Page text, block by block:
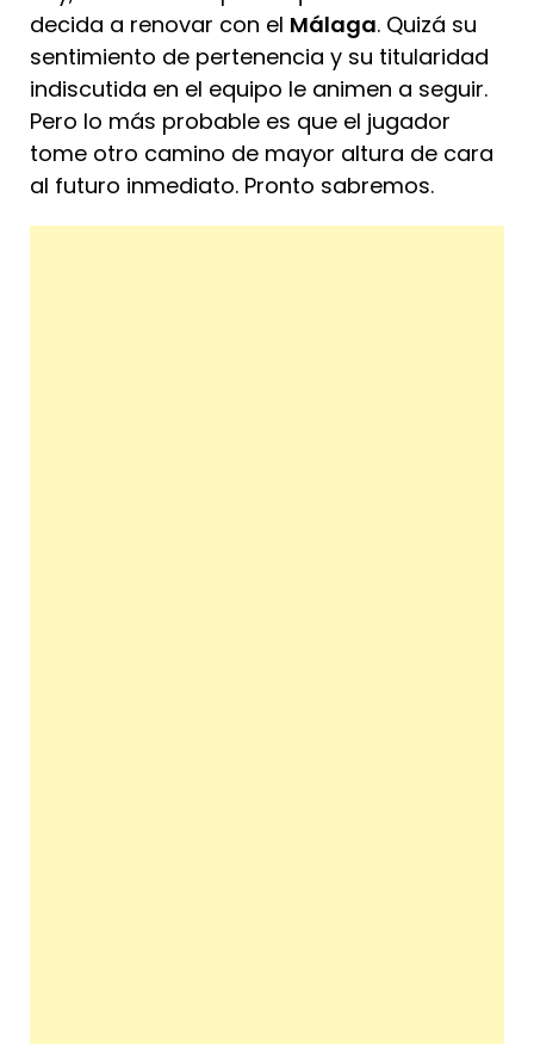
decida a renovar con el Málaga. Quizá su
sentimiento de pertenencia y su titularidad
indiscutida en el equipo le animen a seguir.
Pero lo más probable es que el jugador
tome otro camino de mayor altura de cara
al futuro inmediato. Pronto sabremos.